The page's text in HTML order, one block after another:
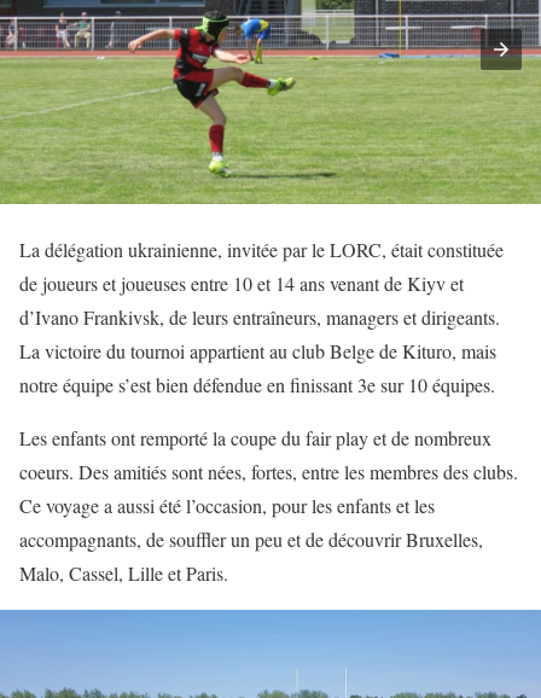
La délégation ukrainienne, invitée par le LORC, était constituée
de joueurs et joueuses entre 10 et 14 ans venant de Kiyv et
d’Ivano Frankivsk, de leurs entraîneurs, managers et dirigeants.
La victoire du tournoi appartient au club Belge de Kituro, mais
notre équipe s’est bien défendue en finissant 3e sur 10 équipes.
Les enfants ont remporté la coupe du fair play et de nombreux
coeurs. Des amitiés sont nées, fortes, entre les membres des clubs.
Ce voyage a aussi été l’occasion, pour les enfants et les
accompagnants, de souffler un peu et de découvrir Bruxelles,
Malo, Cassel, Lille et Paris.